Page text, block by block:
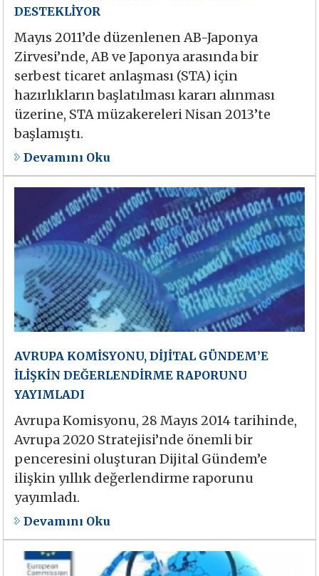
DESTEKLİYOR
Mayıs 2011’de düzenlenen AB-Japonya
Zirvesi’nde, AB ve Japonya arasında bir
serbest ticaret anlaşması (STA) için
hazırlıkların başlatılması kararı alınması
üzerine, STA müzakereleri Nisan 2013’te
başlamıştı.
Devamını Oku
AVRUPA KOMİSYONU, DİJİTAL GÜNDEM’E
İLİŞKİN DEĞERLENDİRME RAPORUNU
YAYIMLADI
Avrupa Komisyonu, 28 Mayıs 2014 tarihinde,
Avrupa 2020 Stratejisi’nde önemli bir
penceresini oluşturan Dijital Gündem’e
ilişkin yıllık değerlendirme raporunu
yayımladı.
Devamını Oku